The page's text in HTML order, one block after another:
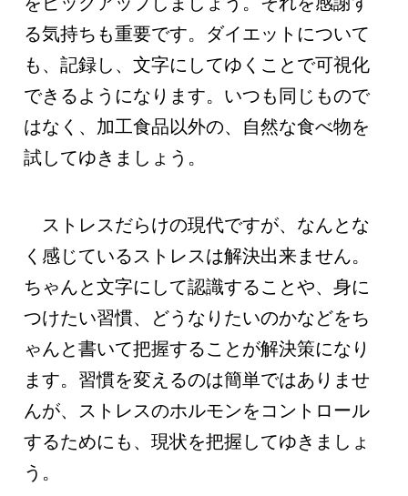
る気持ちも重要です。ダイエットについて
も、記録し、文字にしてゆくことで可視化
できるようになります。いつも同じもので
はなく、加工食品以外の、自然な食べ物を
試してゆきましょう。
ストレスだらけの現代ですが、なんとな
く感じているストレスは解決出来ません。
ちゃんと文字にして認識することや、身に
つけたい習慣、どうなりたいのかなどをち
ゃんと書いて把握することが解決策になり
ます。習慣を変えるのは簡単ではありませ
んが、ストレスのホルモンをコントロール
するためにも、現状を把握してゆきましょ
う。